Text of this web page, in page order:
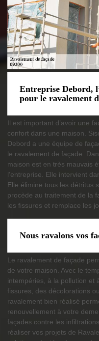
Entreprise Debord,
pour le ravalement
Il est important d’avoir une
confort dans une maison.
Debord a une équipe de
le ravalement de façade.
maison est en très mauvais
l’entreprise. Elle intervient
Elle élimine tous les détritus
procède au traitement de la
les fissures et remplace les
Nous ravalons vos
Le ravalement de façade
de votre maison. Avec le
intempéries, à la pollution et
fissures, des décolorations
ravalement bien réalisé
renouvellement à votre
façades contre les
réaliser vos projets de